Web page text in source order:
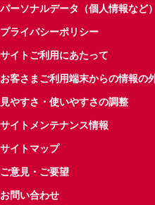
パーソナルデータ（個人情報など
プライバシーポリシー
サイトご利用にあたって
お客さまご利用端末からの情報の
見やすさ・使いやすさの調整
サイトメンテナンス情報
サイトマップ
ご意見・ご要望
お問い合わせ